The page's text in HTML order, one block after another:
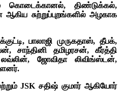
கொடைக்கானல், திண்டுக்கல்,
சுற்றுப்புறங்களில் அழகாக
பாலாஜி முருகதாஸ், தீபக்,
சாந்தினி தமிழரசன், கீர்த்தி
லவ்லின், ஜோவிதா லிவிங்ஸ்டன்,
JSK சதிஷ் குமார் ஆகியோர்